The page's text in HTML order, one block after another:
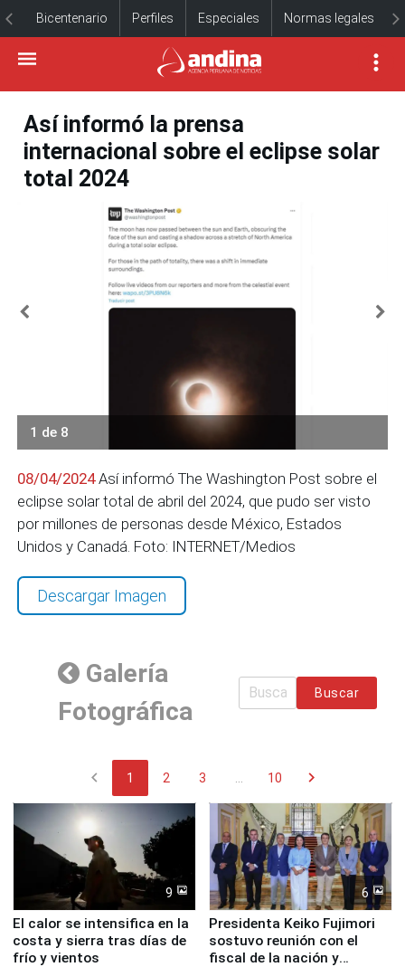
Bicentenario Perfiles Especiales Normas legales
Así informó la prensa
internacional sobre el eclipse solar
total 2024
1 de 8
08/04/2024Así informó The Washington Post sobre el
eclipse solar total de abril del 2024, que pudo ser visto
por millones de personas desde México, Estados
Unidos y Canadá. Foto: INTERNET/Medios
Descargar Imagen
Galería
Fotográfica
Buscar
chevron_left 1 2 3 10 chevron_right
9
El calor se intensifica en la
costa y sierra tras días de
frío y vientos
6
Presidenta Keiko Fujimori
sostuvo reunión con el
fiscal de la nación y